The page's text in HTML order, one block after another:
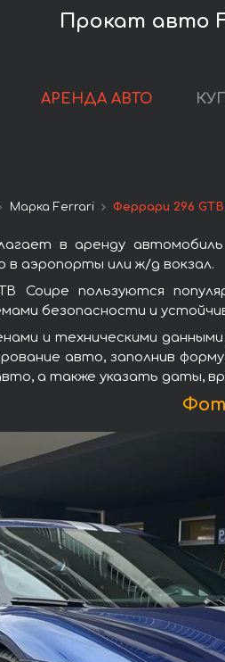
Прокат авто
АРЕНДА АВТО
Марка Ferrari Феррари 296
в аренду
аэропорты или ж/д вокзал.
Coupe пользуются
безопасности и
и техническими
авто, заполнив
а также указать даты,